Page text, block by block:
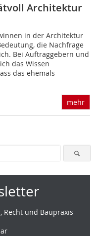
Architektur
in der Architektur
die Nachfrage
Bei Auftraggebern und
das Wissen
das ehemals
mehr
Recht und Baupraxis